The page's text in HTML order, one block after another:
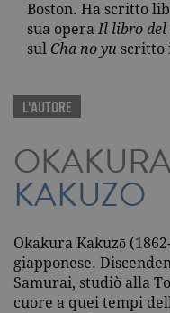
Boston. Ha scritto
sua operaIl libro del
sul Cha no yu scritto
L'AUTORE
OKAKURA
KAKUZO
Okakura Kakuzō
giapponese.
Samurai, studiò alla
cuore a quei tempi